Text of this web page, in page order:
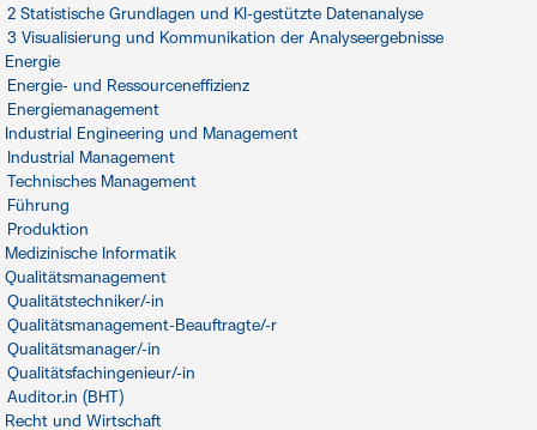
2 Statistische Grundlagen und KI-gestützte Datenanalyse
3 Visualisierung und Kommunikation der Analyseergebnisse
Energie
Energie- und Ressourceneffizienz
Energiemanagement
Industrial Engineering und Management
Industrial Management
Technisches Management
Führung
Produktion
Medizinische Informatik
Qualitätsmanagement
Qualitätstechniker/-in
Qualitätsmanagement-Beauftragte/-r
Qualitätsmanager/-in
Qualitätsfachingenieur/-in
Auditor.in (BHT)
Recht und Wirtschaft